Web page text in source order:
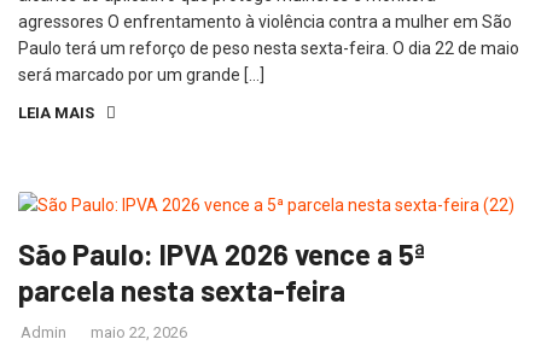
agressores O enfrentamento à violência contra a mulher em São
Paulo terá um reforço de peso nesta sexta-feira. O dia 22 de maio
será marcado por um grande […]
LEIA MAIS
São Paulo: IPVA 2026 vence a 5ª
parcela nesta sexta-feira
Admin maio 22, 2026